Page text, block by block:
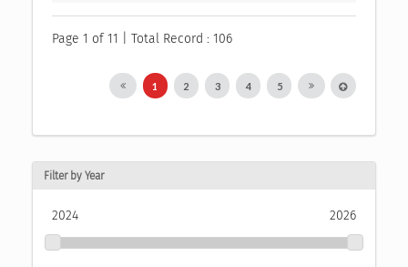
Page 1 of 11 | Total Record : 106
1 2 3 4 5
Filter by Year
2024 2026